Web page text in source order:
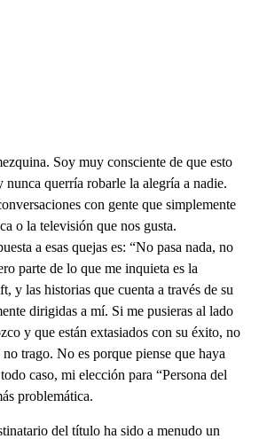
Soy muy consciente de que esto
nunca querría robarle la alegría a nadie.
con gente que simplemente
o la televisión que nos gusta.
a esas quejas es: “No pasa nada, no
parte de lo que me inquieta es la
y las historias que cuenta a través de su
dirigidas a mí. Si me pusieras al lado
y que están extasiados con su éxito, no
trago. No es porque piense que haya
caso, mi elección para “Persona del
problemática.
del título ha sido a menudo un